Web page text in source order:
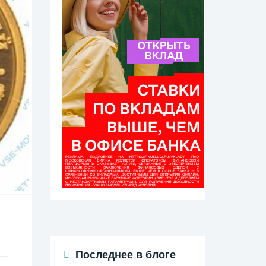
Последнее в блоге